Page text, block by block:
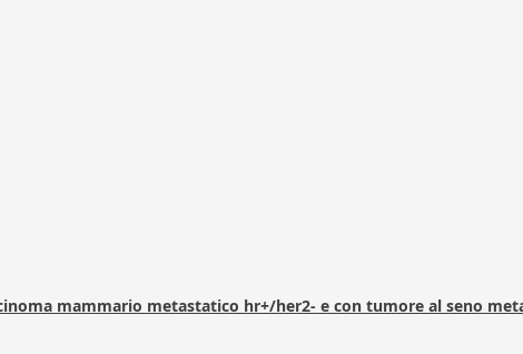
mammario metastatico hr+/her2- e con tumore al seno